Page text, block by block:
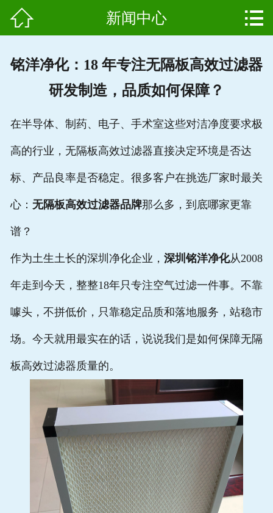
用户案例
资质证书
联系我们
 新闻中心 
铭洋净化：18 年专注无隔板高效过滤器
研发制造，品质如何保障？
在半导体、制药、电子、手术室这些对洁净度要求极
高的行业，无隔板高效过滤器直接决定环境是否达
标、产品良率是否稳定。很多客户在挑选厂家时最关
心： 无隔板高效过滤器品牌那么多，到底哪家更靠
谱？
作为土生土长的深圳净化企业， 深圳铭洋净化从2008
年走到今天，整整18年只专注空气过滤一件事。不靠
噱头，不拼低价，只靠稳定品质和落地服务，站稳市
场。今天就用最实在的话，说说我们是如何保障无隔
板高效过滤器质量的。